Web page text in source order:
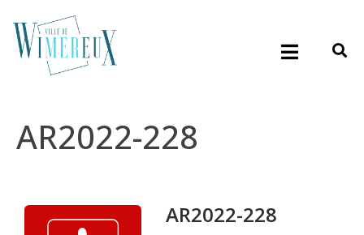
AR2022-228
AR2022-228